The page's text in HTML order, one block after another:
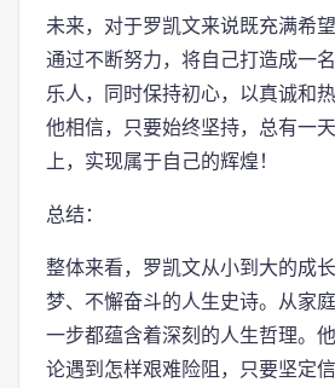
未来，对于罗凯文来说既充满希
通过不断努力，将自己打造成一
乐人，同时保持初心，以真诚和
他相信，只要始终坚持，总有一
上，实现属于自己的辉煌！
总结：
整体来看，罗凯文从小到大的成
梦、不懈奋斗的人生史诗。从家
一步都蕴含着深刻的人生哲理。
论遇到怎样艰难险阻，只要坚定